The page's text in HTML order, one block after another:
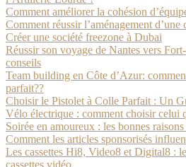
Comment améliorer la cohésion
Comment réussir l’aménagement d’une
Créer une société freezone à Dubai
Réussir son voyage de Nantes vers
conseils
Team building en Côte d’Azur:
parfait??
Choisir le Pistolet à Colle Parfait : Un
Vélo électrique : comment choisir celui
Soirée en amoureux : les bonnes
Comment les articles sponsorisés
Les cassettes Hi8, Video8 et Digital8 :
cassettes vidéo